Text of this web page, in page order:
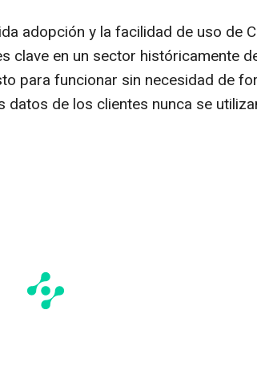
adopción y la facilidad de uso de
clave en un sector históricamente
para funcionar sin necesidad de
datos de los clientes nunca se